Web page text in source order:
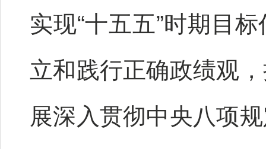
实现“十五五”时期目
立和践行正确政绩观
展深入贯彻中央八项